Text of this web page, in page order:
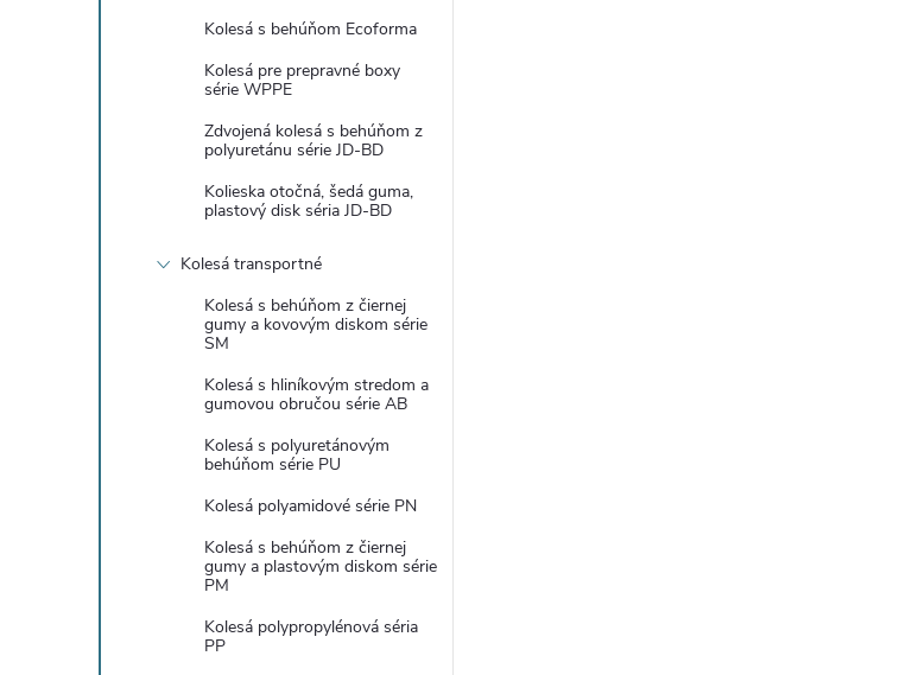
Kolesá s behúňom Ecoforma
Kolesá pre prepravné boxy
série WPPE
Zdvojená kolesá s behúňom z
polyuretánu série JD-BD
Kolieska otočná, šedá guma,
plastový disk séria JD-BD
Kolesá transportné
Kolesá s behúňom z čiernej
gumy a kovovým diskom série
SM
Kolesá s hliníkovým stredom a
gumovou obručou série AB
Kolesá s polyuretánovým
behúňom série PU
Kolesá polyamidové série PN
Kolesá s behúňom z čiernej
gumy a plastovým diskom série
PM
Kolesá polypropylénová séria
PP